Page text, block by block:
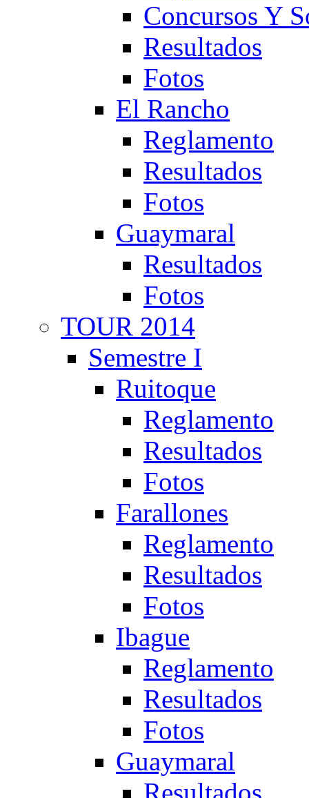
Concursos Y
Resultados
Fotos
El Rancho
Reglamento
Resultados
Fotos
Guaymaral
Resultados
Fotos
TOUR 2014
Semestre I
Ruitoque
Reglamento
Resultados
Fotos
Farallones
Reglamento
Resultados
Fotos
Ibague
Reglamento
Resultados
Fotos
Guaymaral